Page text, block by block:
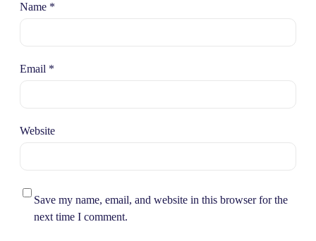
Name *
Email *
Website
Save my name, email, and website in this browser for the
next time I comment.